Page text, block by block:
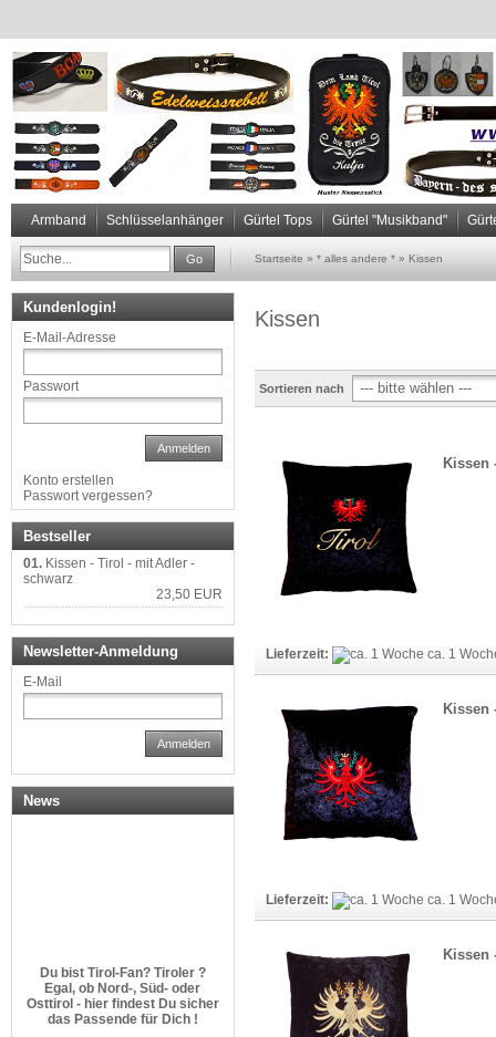
Armband Schlüsselanhänger Gürtel Tops Gürtel "Musikband"
Go Startseite » * alles andere * » Kissen
Kissen
Sortieren nach
Kissen
Lieferzeit: ca. 1
Kissen
Lieferzeit: ca. 1
Kissen
Kundenlogin!
E-Mail-Adresse
Passwort
Anmelden
Konto erstellen
Passwort vergessen?
Bestseller
01. Kissen - Tirol - mit Adler -
schwarz
23,50 EUR
Newsletter-Anmeldung
E-Mail
Anmelden
News
Du bist Tirol-Fan? Tiroler ?
Egal, ob Nord-, Süd- oder
Osttirol - hier findest Du sicher
das Passende für Dich !